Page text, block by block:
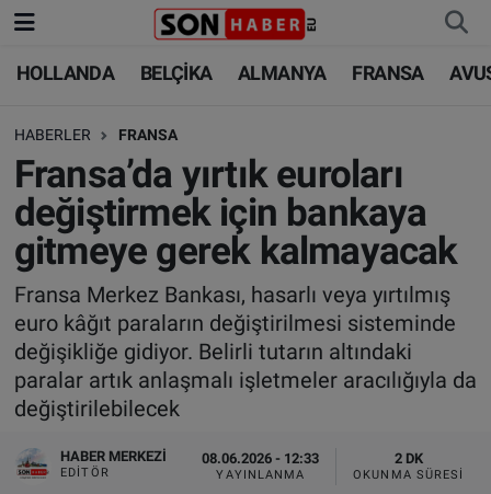
HOLLANDA BELÇİKA ALMANYA FRANSA
HABERLER FRANSA
Fransa’da yırtık euroları
değiştirmek için bankaya
gitmeye gerek kalmayacak
Fransa Merkez Bankası, hasarlı veya yırtılmış
euro kâğıt paraların değiştirilmesi sisteminde
değişikliğe gidiyor. Belirli tutarın altındaki
paralar artık anlaşmalı işletmeler aracılığıyla da
değiştirilebilecek
HABER MERKEZI
EDITÖR
08.06.2026 - 12:33
YAYINLANMA
2 DK
OKUNMA SÜRESI
HOLLANDA
BELÇİKA
ALMANYA
FRANSA
AVUSTURYA
SAĞLIK - YAŞAM
BİLİM-TEKNOLOJİ
HOLLANDA
BELÇİKA
ALMANYA
TÜRKİYE
DÜNYA
BİLİM-TEKNOLOJİ
SAĞLIK
FOTO GALERİ
Nöbetçi Eczaneler
Hava Durumu
Trafik Durumu
Süper Lig Puan Durumu ve Fikstür
Tüm Manşetler
Son Dakika Haberleri
Haber Arşivi